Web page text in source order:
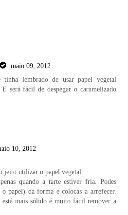
maio 09, 2012
lembrado de usar papel vegetal
será fácil de despegar o caramelizado
10, 2012
jeito utilizar o papel vegetal.
quando a tarte estiver fria. Podes
papel) da forma e colocas a arrefecer.
está mais sólido é muito fácil remover a